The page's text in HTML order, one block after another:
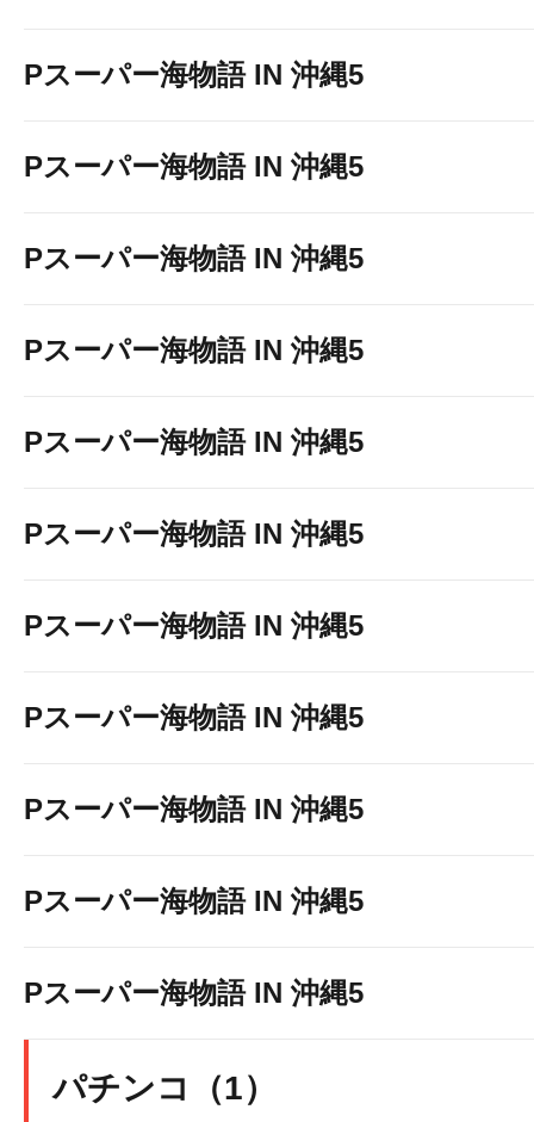
Pスーパー海物語 IN 沖縄5
Pスーパー海物語 IN 沖縄5
Pスーパー海物語 IN 沖縄5
Pスーパー海物語 IN 沖縄5
Pスーパー海物語 IN 沖縄5
Pスーパー海物語 IN 沖縄5
Pスーパー海物語 IN 沖縄5
Pスーパー海物語 IN 沖縄5
Pスーパー海物語 IN 沖縄5
Pスーパー海物語 IN 沖縄5
Pスーパー海物語 IN 沖縄5
パチンコ（1）